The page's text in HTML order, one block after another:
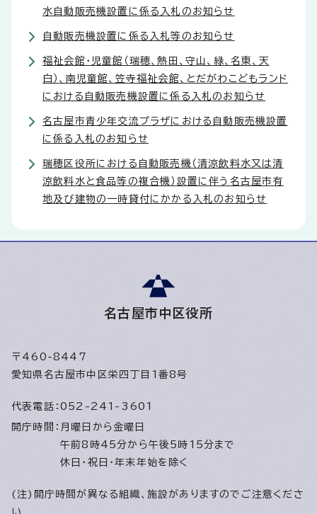
水自動販売機設置に係る入札のお知らせ
自動販売機設置に係る入札等のお知らせ
福祉会館・児童館（瑞穂、熱田、守山、緑、名東、天
白）、南児童館、笠寺福祉会館、とだがわこどもランド
における自動販売機設置に係る入札のお知らせ
名古屋市青少年交流プラザにおける自動販売機設置
に係る入札のお知らせ
瑞穂区役所における自動販売機（清涼飲料水又は清
涼飲料水と食品等の複合機）設置に伴う名古屋市有
地及び建物の一時貸付にかかる入札のお知らせ
名古屋市中区役所
〒460-8447
愛知県名古屋市中区栄四丁目1番8号
代表電話： 052-241-3601
開庁時間： 月曜日から金曜日
午前8時45分から午後5時15分まで
休日・祝日・年末年始を除く
(注)開庁時間が異なる組織、施設がありますのでご注意くださ